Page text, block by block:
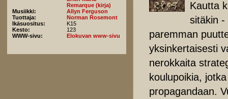
Remarque (kirja)
Musiikki:
Allyn Ferguson
Tuottaja:
Norman Rosemont
Ikäsuositus:
K15
Kesto:
123
WWW-sivu:
Elokuvan www-sivu
Kautta
sitäkin -
paremman
yksinkertaisesti
nerokkaita
koulupoikia,
propagandaan.